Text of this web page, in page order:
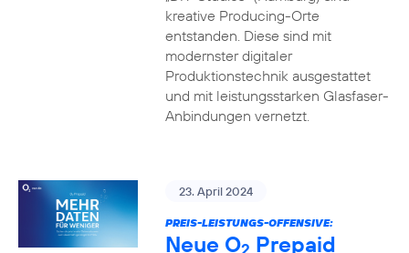
kreative Producing-Orte
entstanden. Diese sind mit
modernster digitaler
Produktionstechnik ausgestattet
und mit leistungsstarken Glasfaser-
Anbindungen vernetzt.
23. April 2024
PREIS-LEISTUNGS-OFFENSIVE:
Neue O2 Prepaid